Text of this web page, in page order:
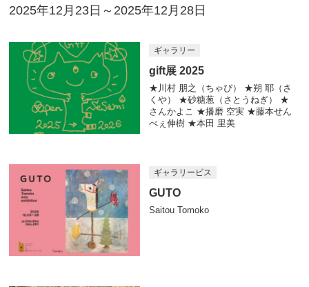
2025年12月23日～2025年12月28日
ギャラリー
gift展 2025
★川村 朋之（ちゃぴ） ★朔 耶（さ
くや） ★砂糖葱（さとうねぎ） ★
さんかよこ ★播磨 空実 ★藤本せん
べぇ伸樹 ★本田 里美
ギャラリービス
GUTO
Saitou Tomoko